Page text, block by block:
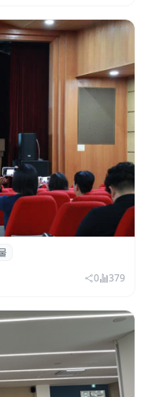
위한 재난안전
0 379